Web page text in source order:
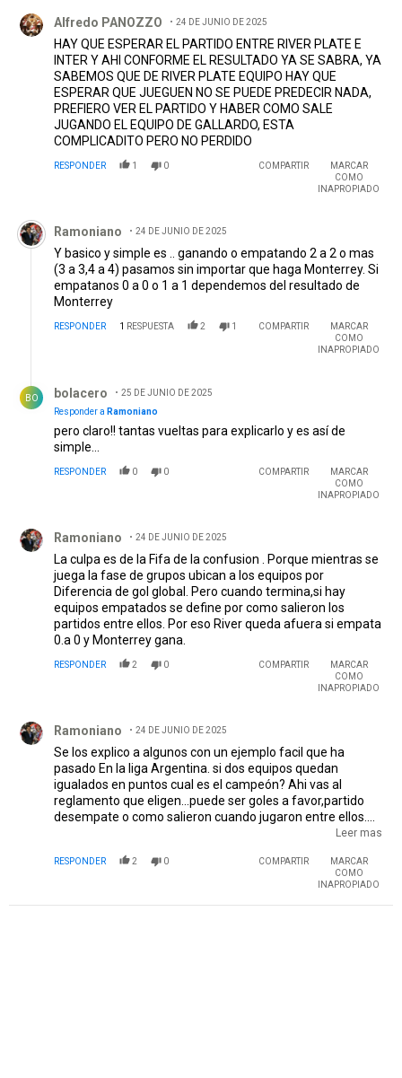
Alfredo PANOZZO 24 DE JUNIO DE 2025
HAY QUE ESPERAR EL PARTIDO ENTRE RIVER PLATE E
INTER Y AHI CONFORME EL RESULTADO YA SE SABRA, YA
SABEMOS QUE DE RIVER PLATE EQUIPO HAY QUE
ESPERAR QUE JUEGUEN NO SE PUEDE PREDECIR NADA,
PREFIERO VER EL PARTIDO Y HABER COMO SALE
JUGANDO EL EQUIPO DE GALLARDO, ESTA
COMPLICADITO PERO NO PERDIDO
RESPONDER 1 0 COMPARTIR
MARCAR
COMO
INAPROPIADO
Comentario de Ramoniano.
Ramoniano 24 DE JUNIO DE 2025
Y basico y simple es .. ganando o empatando 2 a 2 o mas
(3 a 3,4 a 4) pasamos sin importar que haga Monterrey. Si
empatanos 0 a 0 o 1 a 1 dependemos del resultado de
Monterrey
RESPONDER 1 RESPUESTA 2 1 COMPARTIR
MARCAR
COMO
INAPROPIADO
BO bolacero
25 DE JUNIO DE 2025
Responder a Ramoniano
pero claro!! tantas vueltas para explicarlo y es así de
simple...
RESPONDER 0 0 COMPARTIR
MARCAR
COMO
INAPROPIADO
Ramoniano 24 DE JUNIO DE 2025
La culpa es de la Fifa de la confusion . Porque mientras se
juega la fase de grupos ubican a los equipos por
Diferencia de gol global. Pero cuando termina,si hay
equipos empatados se define por como salieron los
partidos entre ellos. Por eso River queda afuera si empata
0.a 0 y Monterrey gana.
RESPONDER 2 0 COMPARTIR
MARCAR
COMO
INAPROPIADO
Ramoniano 24 DE JUNIO DE 2025
Se los explico a algunos con un ejemplo facil que ha
pasado En la liga Argentina. si dos equipos quedan
igualados en puntos cual es el campeón? Ahi vas al
reglamento que eligen...puede ser goles a favor,partido
desempate o como salieron cuando jugaron entre ellos.
Bueno aca Fifa decidio que en caso de empate se toma
empatados..por eso Monterrey tiene 1 gol,Inter 1 y River
Leer mas
RESPONDER 2 0 COMPARTIR
MARCAR
COMO
INAPROPIADO